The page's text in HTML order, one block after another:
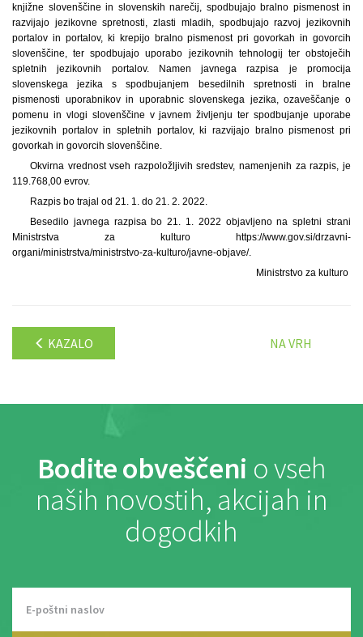
knjižne slovenščine in slovenskih narečij, spodbujajo bralno pismenost in
razvijajo jezikovne spretnosti, zlasti mladih, spodbujajo razvoj jezikovnih
portalov in portalov, ki krepijo bralno pismenost pri govorkah in govorcih
slovenščine, ter spodbujajo uporabo jezikovnih tehnologij ter obstoječih
spletnih jezikovnih portalov. Namen javnega razpisa je promocija
slovenskega jezika s spodbujanjem besedilnih spretnosti in bralne
pismenosti uporabnikov in uporabnic slovenskega jezika, ozaveščanje o
pomenu in vlogi slovenščine v javnem življenju ter spodbujanje uporabe
jezikovnih portalov in spletnih portalov, ki razvijajo bralno pismenost pri
govorkah in govorcih slovenščine.
Okvirna vrednost vseh razpoložljivih sredstev, namenjenih za razpis, je
119.768,00 evrov.
Razpis bo trajal od 21. 1. do 21. 2. 2022.
Besedilo javnega razpisa bo 21. 1. 2022 objavljeno na spletni strani
Ministrstva za kulturo https://www.gov.si/drzavni-
organi/ministrstva/ministrstvo-za-kulturo/javne-objave/.
Ministrstvo za kulturo
KAZALO NA VRH
Bodite obveščeni o vseh
naših novostih, akcijah in
dogodkih